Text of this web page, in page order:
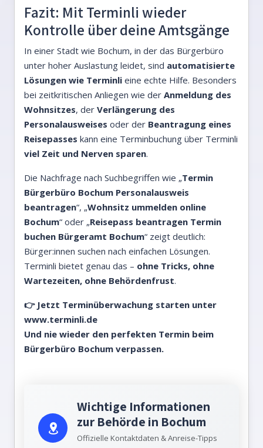
Fazit: Mit Terminli wieder
Kontrolle über deine Amtsgänge
In einer Stadt wie Bochum, in der das Bürgerbüro
unter hoher Auslastung leidet, sind automatisierte
Lösungen wie Terminli eine echte Hilfe. Besonders
bei zeitkritischen Anliegen wie der Anmeldung des
Wohnsitzes, der Verlängerung des
Personalausweises oder der Beantragung eines
Reisepasses kann eine Terminbuchung über Terminli
viel Zeit und Nerven sparen.
Die Nachfrage nach Suchbegriffen wie „Termin
Bürgerbüro Bochum Personalausweis
beantragen“, „Wohnsitz ummelden online
Bochum“ oder „Reisepass beantragen Termin
buchen Bürgeramt Bochum“ zeigt deutlich:
Bürger:innen suchen nach einfachen Lösungen.
Terminli bietet genau das – ohne Tricks, ohne
Wartezeiten, ohne Behördenfrust.
👉 Jetzt Terminüberwachung starten unter
www.terminli.de
Und nie wieder den perfekten Termin beim
Bürgerbüro Bochum verpassen.
Wichtige Informationen
zur Behörde in Bochum
Offizielle Kontaktdaten & Anreise-Tipps